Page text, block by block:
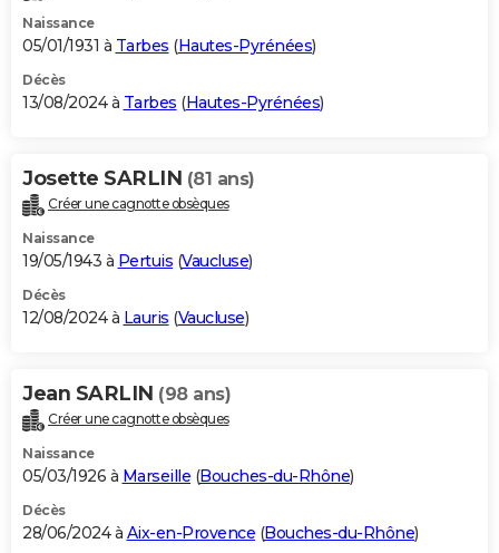
Naissance
05/01/1931 à Tarbes (Hautes-Pyrénées)
Décès
13/08/2024 à Tarbes (Hautes-Pyrénées)
Josette SARLIN (81 ans)
Créer une cagnotte obsèques
Naissance
19/05/1943 à Pertuis (Vaucluse)
Décès
12/08/2024 à Lauris (Vaucluse)
Jean SARLIN (98 ans)
Créer une cagnotte obsèques
Naissance
05/03/1926 à Marseille (Bouches-du-Rhône)
Décès
28/06/2024 à Aix-en-Provence (Bouches-du-Rhône)